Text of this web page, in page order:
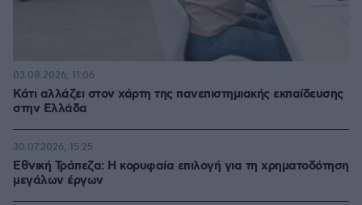
Κάτι αλλάζει στον χάρτη της πανεπιστημιακής εκπαίδευσης
στην Ελλάδα
03.08.2026, 11:06
Εθνική Τράπεζα: Η κορυφαία επιλογή για τη χρηματοδότηση
μεγάλων έργων
30.07.2026, 15:25